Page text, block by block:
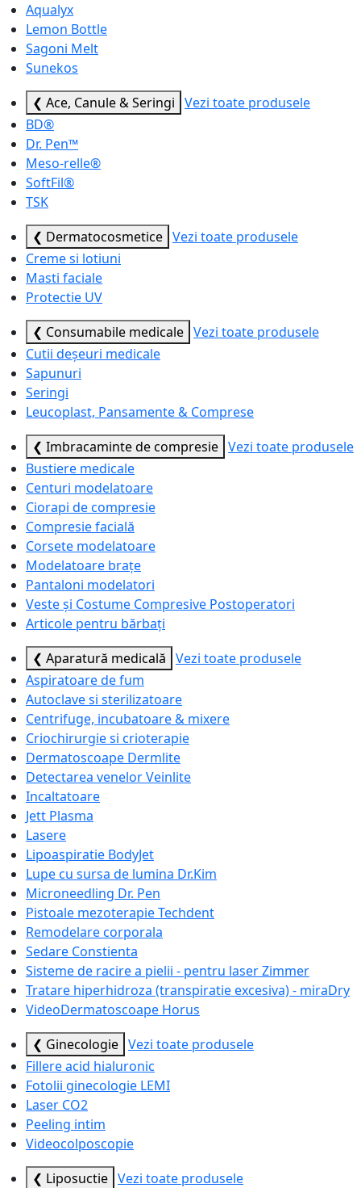
Aqualyx
Lemon Bottle
Sagoni Melt
Sunekos
❮ Ace, Canule & Seringi Vezi toate produsele
BD®
Dr. Pen™
Meso-relle®
SoftFil®
TSK
❮ Dermatocosmetice Vezi toate produsele
Creme si lotiuni
Masti faciale
Protectie UV
❮ Consumabile medicale Vezi toate produsele
Cutii deșeuri medicale
Sapunuri
Seringi
Leucoplast, Pansamente & Comprese
❮ Imbracaminte de compresie Vezi toate produsele
Bustiere medicale
Centuri modelatoare
Ciorapi de compresie
Compresie facială
Corsete modelatoare
Modelatoare brațe
Pantaloni modelatori
Veste și Costume Compresive Postoperatori
Articole pentru bărbați
❮ Aparatură medicală Vezi toate produsele
Aspiratoare de fum
Autoclave si sterilizatoare
Centrifuge, incubatoare & mixere
Criochirurgie si crioterapie
Dermatoscoape Dermlite
Detectarea venelor Veinlite
Incaltatoare
Jett Plasma
Lasere
Lipoaspiratie BodyJet
Lupe cu sursa de lumina Dr.Kim
Microneedling Dr. Pen
Pistoale mezoterapie Techdent
Remodelare corporala
Sedare Constienta
Sisteme de racire a pielii - pentru laser Zimmer
Tratare hiperhidroza (transpiratie excesiva) - miraDry
VideoDermatoscoape Horus
❮ Ginecologie Vezi toate produsele
Fillere acid hialuronic
Fotolii ginecologie LEMI
Laser CO2
Peeling intim
Videocolposcopie
❮ Liposuctie Vezi toate produsele